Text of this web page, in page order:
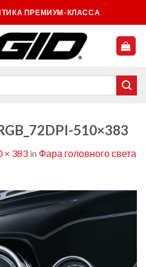
ПРЕМИУМ-КЛАССА
510×383
× 383 in Фара головного света